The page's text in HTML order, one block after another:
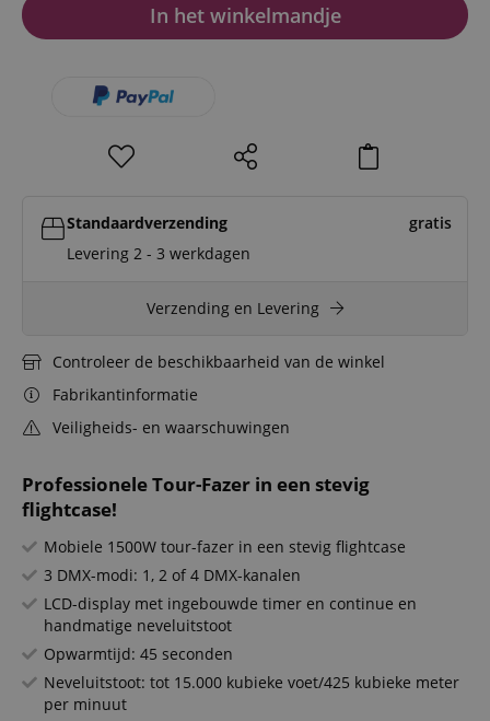
Professionele Tour-Fazer in een stevig
flightcase!
Mobiele 1500W tour-fazer in een stevig flightcase
3 DMX-modi: 1, 2 of 4 DMX-kanalen
LCD-display met ingebouwde timer en continue en
handmatige neveluitstoot
Opwarmtijd: 45 seconden
Neveluitstoot: tot 15.000 kubieke voet/425 kubieke meter
per minuut
In het winkelmandje
Standaardverzending
gratis
Levering 2 - 3 werkdagen
Verzending en Levering
Controleer de beschikbaarheid van de winkel
Fabrikantinformatie
Veiligheids- en waarschuwingen